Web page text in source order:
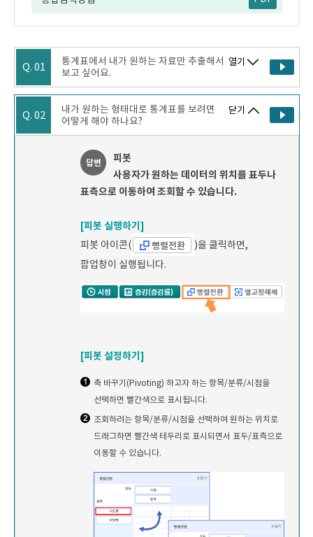
Q. 01
통계표에서 내가 원하는 자료만 추출해서
보고 싶어요.
열기
Q. 02
내가 원하는 형태대로 통계표를 보려면
어떻게 해야 하나요?
답변
피봇
사용자가 원하는 데이터의 위치를 표두나
표측으로 이동하여 조회할 수 있습니다.
[피봇 실행하기]
피봇 아이콘(
)을 클릭하면,
팝업창이 실행됩니다.
[피봇 설정하기]
축 바꾸기(Pivoting) 하고자 하는 항목/분류/시점을
선택하면 빨간색으로 표시됩니다.
조회하려는 항목/분류/시점을 선택하여 원하는 위치로
드래그하면 빨간색 테두리로 표시되면서 표두/표측으로
이동할 수 있습니다.
닫기